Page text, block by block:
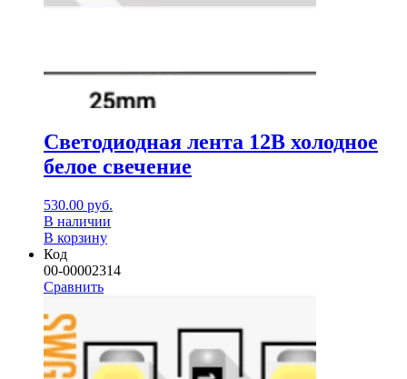
Светодиодная лента 12В холодное
белое свечение
530.00 руб.
В наличии
В корзину
Код
00-00002314
Сравнить